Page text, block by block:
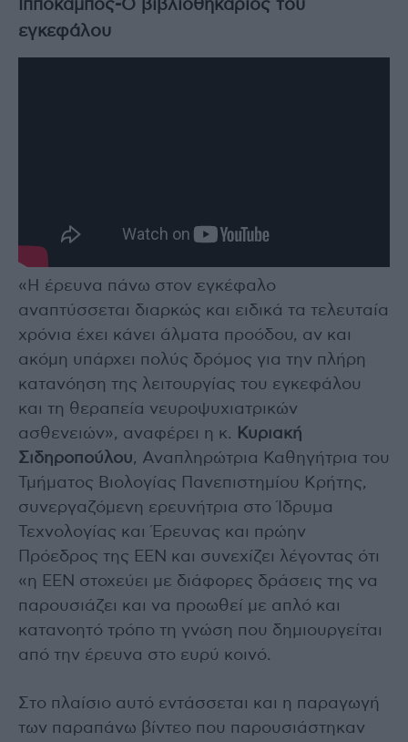
Ιππόκαμπος-Ο βιβλιοθηκάριος του
εγκεφάλου
«Η έρευνα πάνω στον εγκέφαλο
αναπτύσσεται διαρκώς και ειδικά τα τελευταία
χρόνια έχει κάνει άλματα προόδου, αν και
ακόμη υπάρχει πολύς δρόμος για την πλήρη
κατανόηση της λειτουργίας του εγκεφάλου
και τη θεραπεία νευροψυχιατρικών
ασθενειών», αναφέρει η κ.
Κυριακή
Σιδηροπούλου, Αναπληρώτρια Καθηγήτρια του
Τμήματος Βιολογίας Πανεπιστημίου Κρήτης,
συνεργαζόμενη ερευνήτρια στο Ίδρυμα
Τεχνολογίας και Έρευνας και πρώην
Πρόεδρος της ΕΕΝ και συνεχίζει λέγοντας ότι
«η ΕΕΝ στοχεύει με διάφορες δράσεις της να
παρουσιάζει και να προωθεί με απλό και
κατανοητό τρόπο τη γνώση που δημιουργείται
από την έρευνα στο ευρύ κοινό.
Στο πλαίσιο αυτό εντάσσεται και η παραγωγή
των παραπάνω βίντεο που παρουσιάστηκαν